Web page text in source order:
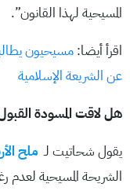
المسيحية لهذا القانون”.
اقرأ أيضا: مسيحيون
عن الشريعة الإسلامية
هل لاقت المسودة
يقول شحاتيت لـ ملح
الشريحة المسيحية لعدم